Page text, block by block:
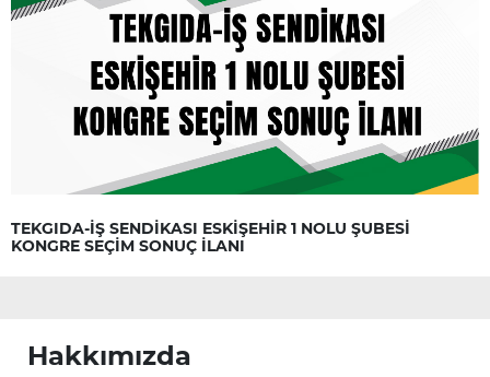
TEKGIDA-İŞ SENDİKASI ESKİŞEHİR 1 NOLU ŞUBESİ
KONGRE SEÇİM SONUÇ İLANI
Hakkımızda